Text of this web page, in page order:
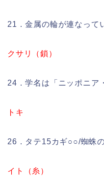
21．金属の輪が連なって
クサリ（鎖）
24．学名は「ニッポニア
トキ
26．タテ15カギ○○/蜘蛛
イト（糸）